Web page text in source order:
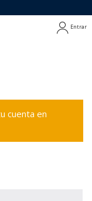
Entrar
cuenta en